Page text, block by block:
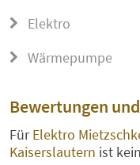
Elektro
Wärmepumpe
Bewertungen
FürElektro
Kaiserslautern ist